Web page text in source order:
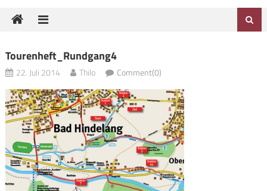
Tourenheft_Rundgang4
22. Juli 2014 Thilo Comment(0)